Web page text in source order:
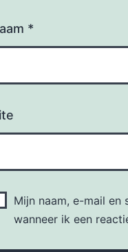
*
Mijn naam, e-mail
wanneer ik een